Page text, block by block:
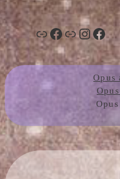
Lien Facebook Lien Instagram Facebook
Opus